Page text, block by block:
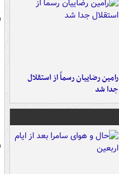
رامین رضاییان رسماً از استقلال
جدا شد